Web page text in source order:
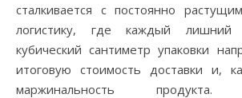
сталкивается с постоянно
логистику, где каждый лишний
кубический сантиметр упаковки
итоговую стоимость доставки и,
маржинальность продукта.